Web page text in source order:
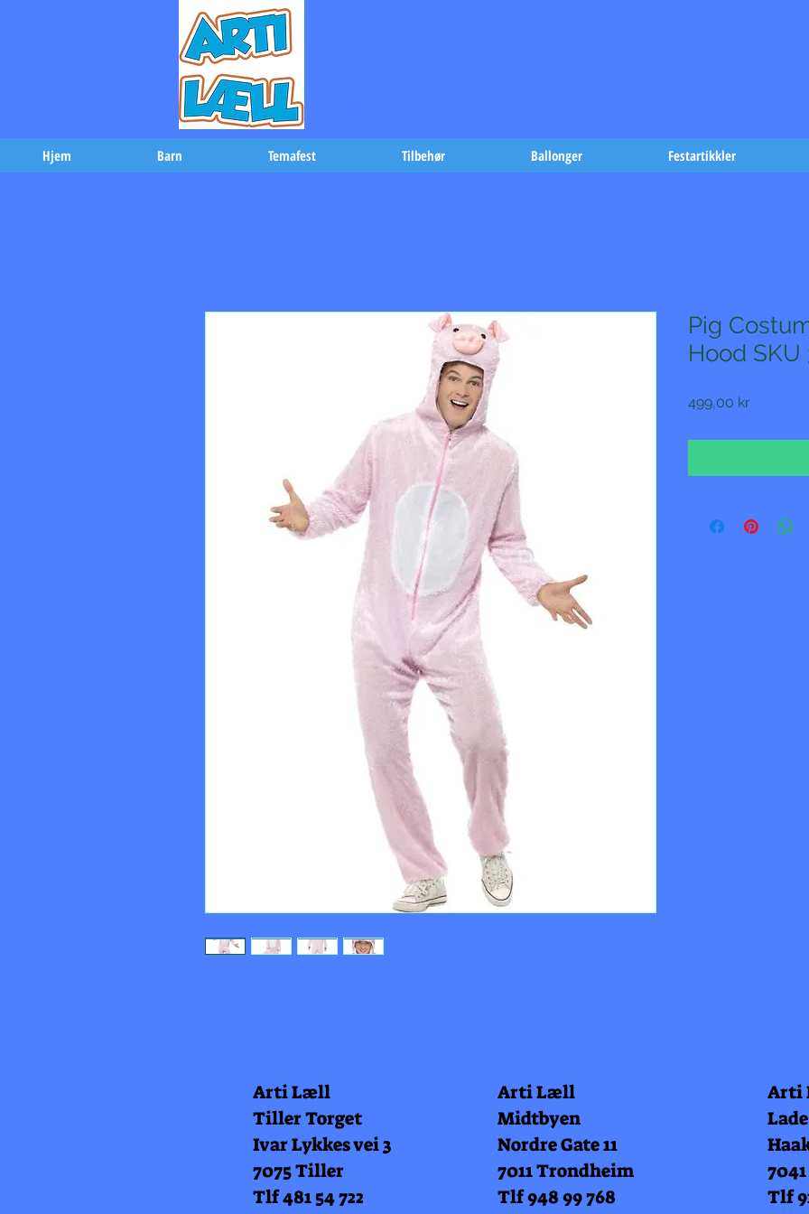
Hjem Barn Temafest Tilbehør Ballonger Festartikkler
Pig
Hood SKU
499,00 krPris
Arti Læll
Tiller Torget
Ivar Lykkes vei 3
7075 Tiller
Tlf 481 54 722
Arti Læll
Midtbyen
Nordre Gate 11
7011 Trondheim
Tlf 948 99 768
Arti
Tlf